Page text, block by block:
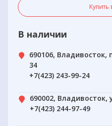
Купить
В наличии
690106, Владивосток,
34
+7(423) 243-99-24
690002, Владивосток,
+7(423) 244-97-49